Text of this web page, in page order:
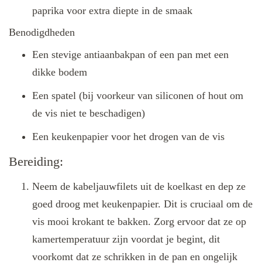
paprika voor extra diepte in de smaak
Benodigdheden
Een stevige antiaanbakpan of een pan met een
dikke bodem
Een spatel (bij voorkeur van siliconen of hout om
de vis niet te beschadigen)
Een keukenpapier voor het drogen van de vis
Bereiding:
Neem de kabeljauwfilets uit de koelkast en dep ze
goed droog met keukenpapier. Dit is cruciaal om de
vis mooi krokant te bakken. Zorg ervoor dat ze op
kamertemperatuur zijn voordat je begint, dit
voorkomt dat ze schrikken in de pan en ongelijk